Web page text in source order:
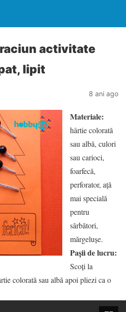
activitate
lipit
8 ani ago
Materiale:
hârtie colorată
sau albă, culori
sau carioci,
foarfecă,
perforator, ață
mai specială
pentru
sărbători,
mărgelușe.
Pașii de lucru:
Scoți la
colorată sau albă apoi pliezi ca o